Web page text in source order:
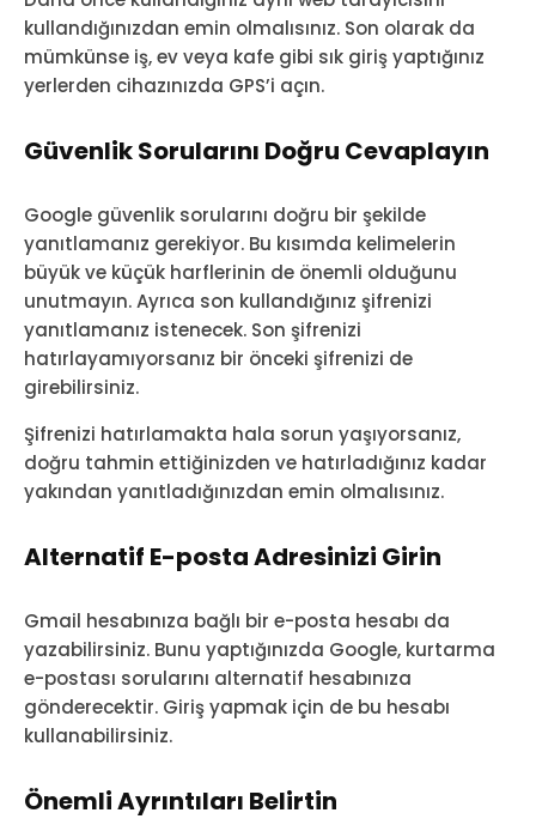
kullandığınızdan emin olmalısınız. Son olarak da
mümkünse iş, ev veya kafe gibi sık giriş yaptığınız
yerlerden cihazınızda GPS’i açın.
Güvenlik Sorularını Doğru Cevaplayın
Google güvenlik sorularını doğru bir şekilde
yanıtlamanız gerekiyor. Bu kısımda kelimelerin
büyük ve küçük harflerinin de önemli olduğunu
unutmayın. Ayrıca son kullandığınız şifrenizi
yanıtlamanız istenecek. Son şifrenizi
hatırlayamıyorsanız bir önceki şifrenizi de
girebilirsiniz.
Şifrenizi hatırlamakta hala sorun yaşıyorsanız,
doğru tahmin ettiğinizden ve hatırladığınız kadar
yakından yanıtladığınızdan emin olmalısınız.
Alternatif E-posta Adresinizi Girin
Gmail hesabınıza bağlı bir e-posta hesabı da
yazabilirsiniz. Bunu yaptığınızda Google, kurtarma
e-postası sorularını alternatif hesabınıza
gönderecektir. Giriş yapmak için de bu hesabı
kullanabilirsiniz.
Önemli Ayrıntıları Belirtin